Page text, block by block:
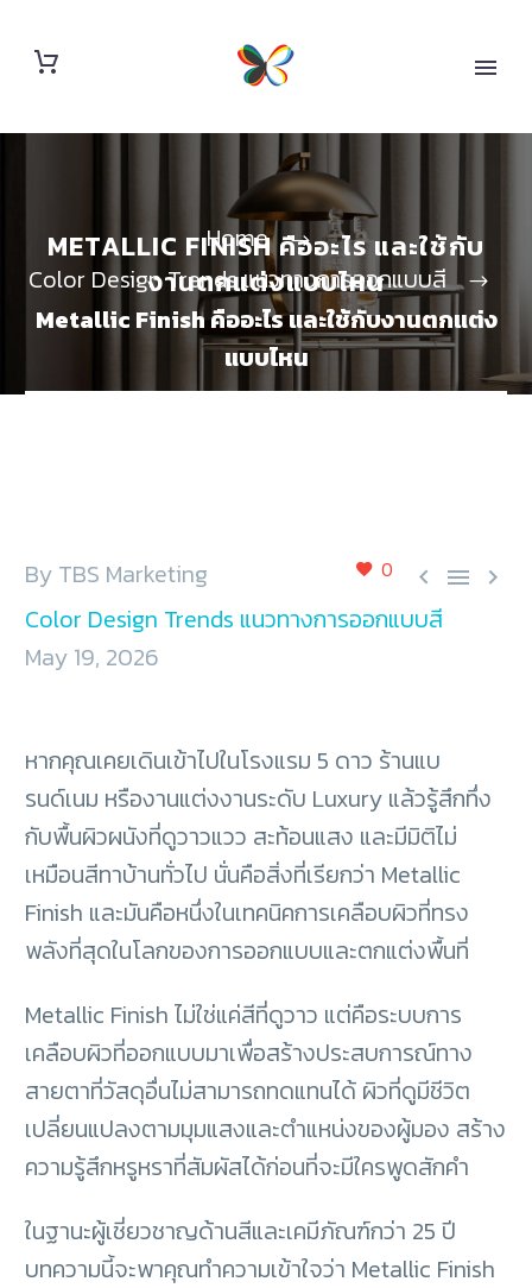
METALLIC FINISH คืออะไร และใช้กับ
งานตกแต่งแบบไหน
Home
Color Design Trends แนวทางการออกแบบสี
Metallic Finish คืออะไร และใช้กับงานตกแต่ง
แบบไหน
0   
By TBS Marketing
Color Design Trends แนวทางการออกแบบสี
May 19, 2026
หากคุณเคยเดินเข้าไปในโรงแรม 5 ดาว ร้านแบ
รนด์เนม หรืองานแต่งงานระดับ Luxury แล้วรู้สึกทึ่ง
กับพื้นผิวผนังที่ดูวาวแวว สะท้อนแสง และมีมิติไม่
เหมือนสีทาบ้านทั่วไป นั่นคือสิ่งที่เรียกว่า Metallic
Finish และมันคือหนึ่งในเทคนิคการเคลือบผิวที่ทรง
พลังที่สุดในโลกของการออกแบบและตกแต่งพื้นที่
Metallic Finish ไม่ใช่แค่สีที่ดูวาว แต่คือระบบการ
เคลือบผิวที่ออกแบบมาเพื่อสร้างประสบการณ์ทาง
สายตาที่วัสดุอื่นไม่สามารถทดแทนได้ ผิวที่ดูมีชีวิต
เปลี่ยนแปลงตามมุมแสงและตำแหน่งของผู้มอง สร้าง
ความรู้สึกหรูหราที่สัมผัสได้ก่อนที่จะมีใครพูดสักคำ
ในฐานะผู้เชี่ยวชาญด้านสีและเคมีภัณฑ์กว่า 25 ปี
บทความนี้จะพาคุณทำความเข้าใจว่า Metallic Finish